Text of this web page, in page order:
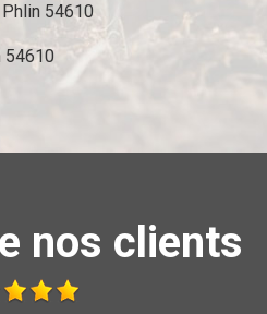
54610
54610
nos clients